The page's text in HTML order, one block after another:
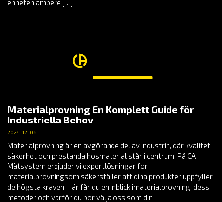
enheten ampere […]
Materialprovning En Komplett Guide för
Industriella Behov
2024-12-06
Materialprovning är en avgörande del av industrin, där kvalitet,
säkerhet och prestanda hosmaterial står i centrum. På CA
Mätsystem erbjuder vi expertlösningar för
materialprovningsom säkerställer att dina produkter uppfyller
de högsta kraven. Här får du en inblick imaterialprovning, dess
metoder och varför du bör välja oss som din